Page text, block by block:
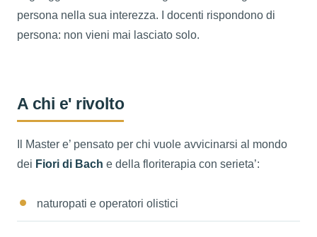
persona nella sua interezza. I docenti rispondono di
persona: non vieni mai lasciato solo.
A chi e' rivolto
Il Master e’ pensato per chi vuole avvicinarsi al mondo
dei Fiori di Bach e della floriterapia con serieta’:
naturopati e operatori olistici